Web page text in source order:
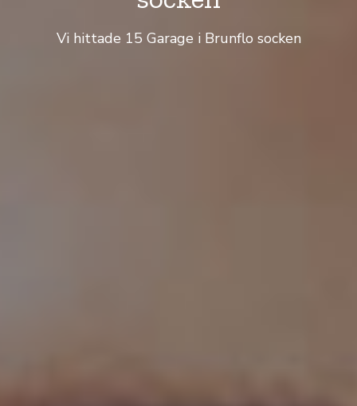
Vi hittade 15 Garage i Brunflo socken